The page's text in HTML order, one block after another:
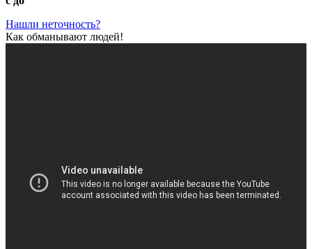
Нашли неточность?
Как обманывают людей!